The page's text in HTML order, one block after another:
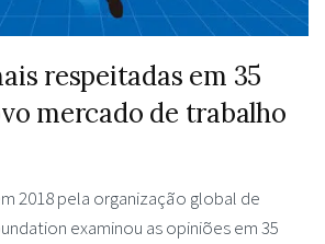
respeitadas em 35
mercado de trabalho
2018 pela organização global de
examinou as opiniões em 35